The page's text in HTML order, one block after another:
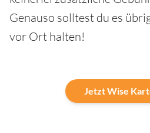
Genauso solltest du es
vor Ort halten!
Jetzt Wise